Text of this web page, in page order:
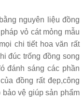
nguyên liệu đồng
vỏ cát mỏng mẫu
chi tiết hoa văn rất
đúc trống đồng song
đánh sáng các phần
đồng rất đẹp,công
vệ giúp sản phẩm